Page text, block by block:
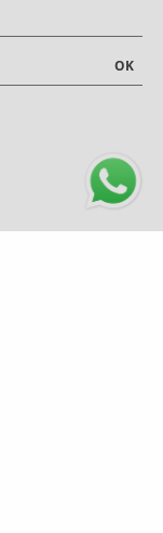
OK